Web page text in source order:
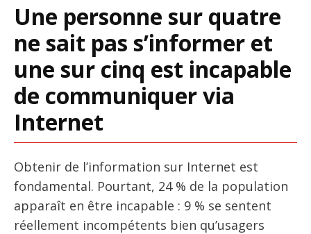
Une personne sur quatre
ne sait pas s’informer et
une sur cinq est incapable
de communiquer via
Internet
Obtenir de l’information sur Internet est
fondamental. Pourtant, 24 % de la population
apparaît en être incapable : 9 % se sentent
réellement incompétents bien qu’usagers